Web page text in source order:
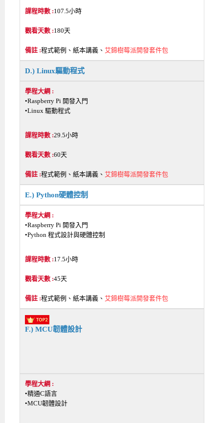
107.5小時
180天
程式範例、紙本講義、 艾鍗樹莓派開發套件包
D.) Linux驅動程式
•Raspberry Pi 開發入門
•Linux 驅動程式
29.5小時
60天
程式範例、紙本講義、 艾鍗樹莓派開發套件包
E.) Python硬體控制
•Raspberry Pi 開發入門
•Python 程式設計與硬體控制
17.5小時
45天
程式範例、紙本講義、 艾鍗樹莓派開發套件包
F.) MCU韌體設計
•精通C語言
•MCU韌體設計